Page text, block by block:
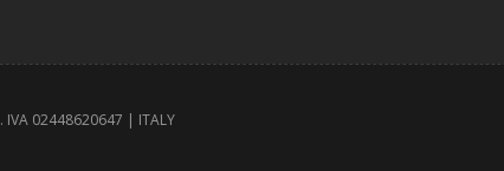
02448620647 | ITALY